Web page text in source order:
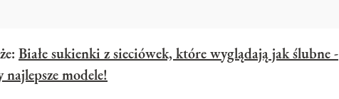
Białe sukienki z sieciówek, które wyglądają jak ślubne -
modele!